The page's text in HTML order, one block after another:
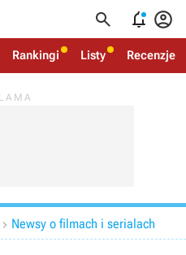
  
Rankingi Listy Recenzje
 Newsy o filmach i serialach